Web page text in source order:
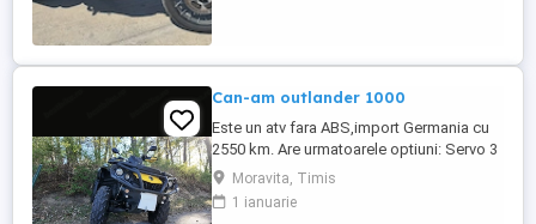
Can-am outlander 1000
Este un atv fara ABS,import Germania cu
2550 km. Are urmatoarele optiuni: Servo 3
nivele Suspensie FOX cu rebound Bullbar
fata Bullbar spate Handguardurile Can am
Jante beadlock
Moravita, Timis
1 ianuarie